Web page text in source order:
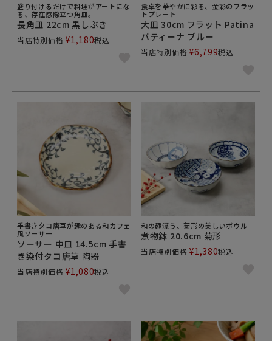
盛り付けるだけで料理がアートにな
る、存在感際立つ角皿。
長角皿 22cm 黒しぶき
当店特別価格 ¥1,180税込
食卓を華やかに彩る、金彩のフラッ
トプレート
大皿 30cm フラット Patina
パティーナ ブルー
当店特別価格 ¥6,799税込
手書きタコ唐草が趣のある和カフェ
風ソーサー
ソーサー 中皿 14.5cm 手書
き染付タコ唐草 陶器
当店特別価格 ¥1,080税込
和の趣漂う、菊形の美しいボウル
煮物鉢 20.6cm 菊形
当店特別価格 ¥1,380税込